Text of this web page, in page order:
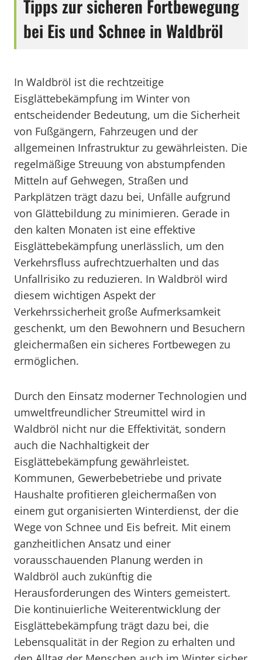
Tipps zur sicheren Fortbewegung
bei Eis und Schnee in Waldbröl
In Waldbröl ist die rechtzeitige
Eisglättebekämpfung im Winter von
entscheidender Bedeutung, um die Sicherheit
von Fußgängern, Fahrzeugen und der
allgemeinen Infrastruktur zu gewährleisten. Die
regelmäßige Streuung von abstumpfenden
Mitteln auf Gehwegen, Straßen und
Parkplätzen trägt dazu bei, Unfälle aufgrund
von Glättebildung zu minimieren. Gerade in
den kalten Monaten ist eine effektive
Eisglättebekämpfung unerlässlich, um den
Verkehrsfluss aufrechtzuerhalten und das
Unfallrisiko zu reduzieren. In Waldbröl wird
diesem wichtigen Aspekt der
Verkehrssicherheit große Aufmerksamkeit
geschenkt, um den Bewohnern und Besuchern
gleichermaßen ein sicheres Fortbewegen zu
ermöglichen.
Durch den Einsatz moderner Technologien und
umweltfreundlicher Streumittel wird in
Waldbröl nicht nur die Effektivität, sondern
auch die Nachhaltigkeit der
Eisglättebekämpfung gewährleistet.
Kommunen, Gewerbebetriebe und private
Haushalte profitieren gleichermaßen von
einem gut organisierten Winterdienst, der die
Wege von Schnee und Eis befreit. Mit einem
ganzheitlichen Ansatz und einer
vorausschauenden Planung werden in
Waldbröl auch zukünftig die
Herausforderungen des Winters gemeistert.
Die kontinuierliche Weiterentwicklung der
Eisglättebekämpfung trägt dazu bei, die
Lebensqualität in der Region zu erhalten und